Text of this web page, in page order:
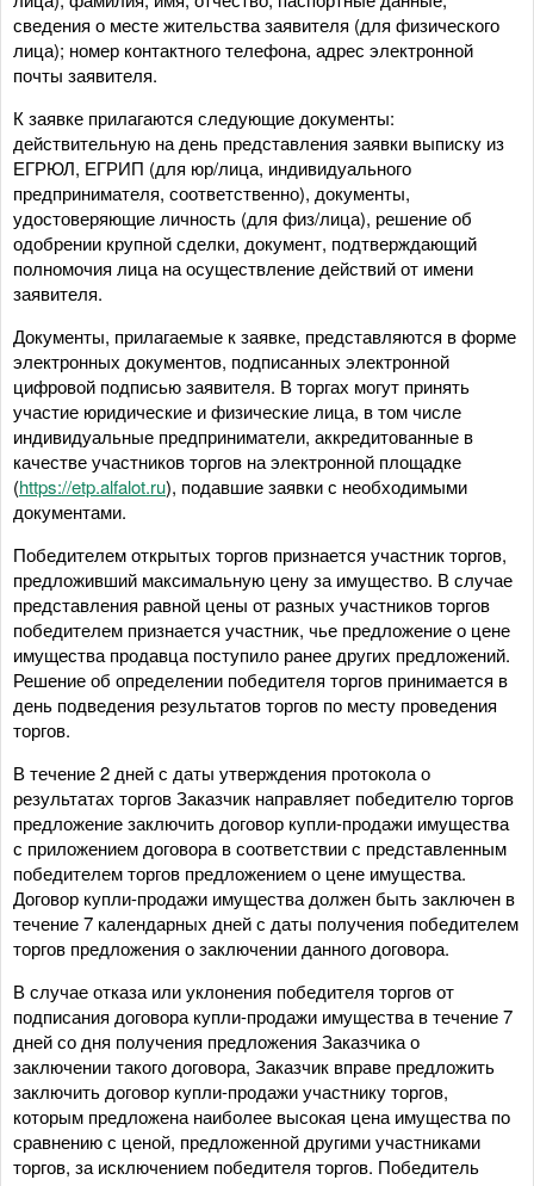
сведения о месте жительства заявителя (для физического
лица); номер контактного телефона, адрес электронной
почты заявителя.
К заявке прилагаются следующие документы:
действительную на день представления заявки выписку из
ЕГРЮЛ, ЕГРИП (для юр/лица, индивидуального
предпринимателя, соответственно), документы,
удостоверяющие личность (для физ/лица), решение об
одобрении крупной сделки, документ, подтверждающий
полномочия лица на осуществление действий от имени
заявителя.
Документы, прилагаемые к заявке, представляются в форме
электронных документов, подписанных электронной
цифровой подписью заявителя. В торгах могут принять
участие юридические и физические лица, в том числе
индивидуальные предприниматели, аккредитованные в
качестве участников торгов на электронной площадке
(https://etp.alfalot.ru), подавшие заявки с необходимыми
документами.
Победителем открытых торгов признается участник торгов,
предложивший максимальную цену за имущество. В случае
представления равной цены от разных участников торгов
победителем признается участник, чье предложение о цене
имущества продавца поступило ранее других предложений.
Решение об определении победителя торгов принимается в
день подведения результатов торгов по месту проведения
торгов.
В течение 2 дней с даты утверждения протокола о
результатах торгов Заказчик направляет победителю торгов
предложение заключить договор купли-продажи имущества
с приложением договора в соответствии с представленным
победителем торгов предложением о цене имущества.
Договор купли-продажи имущества должен быть заключен в
течение 7 календарных дней с даты получения победителем
торгов предложения о заключении данного договора.
В случае отказа или уклонения победителя торгов от
подписания договора купли-продажи имущества в течение 7
дней со дня получения предложения Заказчика о
заключении такого договора, Заказчик вправе предложить
заключить договор купли-продажи участнику торгов,
которым предложена наиболее высокая цена имущества по
сравнению с ценой, предложенной другими участниками
торгов, за исключением победителя торгов. Победитель